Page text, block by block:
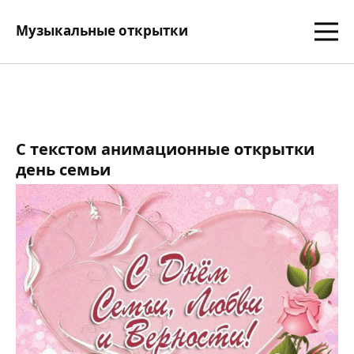
Музыкальные открытки
С текстом анимационные открытки
день семьи